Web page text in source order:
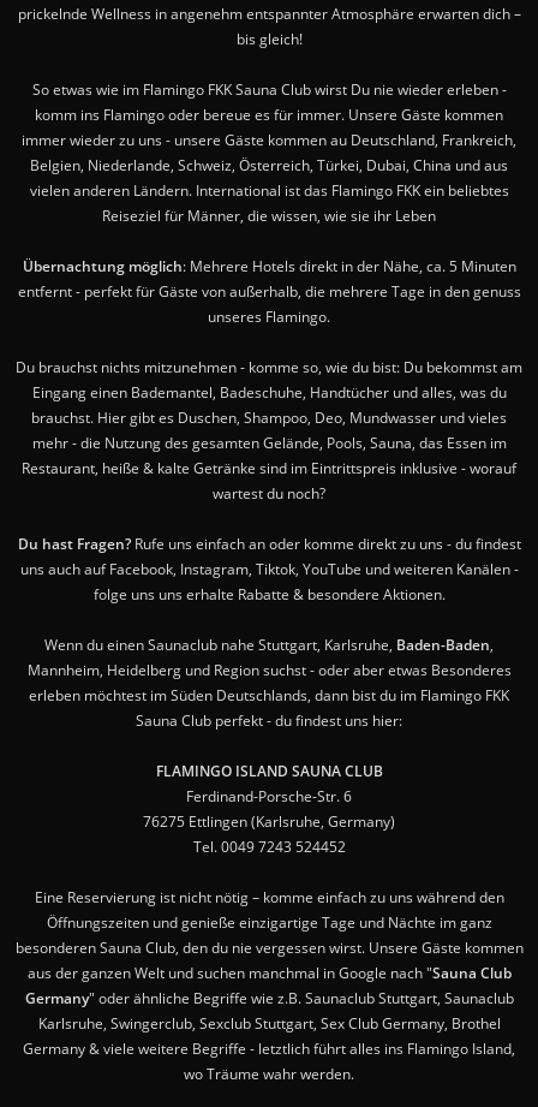
prickelnde Wellness in angenehm entspannter Atmosphäre erwarten dich –
bis gleich!
So etwas wie im Flamingo FKK Sauna Club wirst Du nie wieder erleben -
komm ins Flamingo oder bereue es für immer. Unsere Gäste kommen
immer wieder zu uns - unsere Gäste kommen au Deutschland, Frankreich,
Belgien, Niederlande, Schweiz, Österreich, Türkei, Dubai, China und aus
vielen anderen Ländern. International ist das Flamingo FKK ein beliebtes
Reiseziel für Männer, die wissen, wie sie ihr Leben
Übernachtung möglich: Mehrere Hotels direkt in der Nähe, ca. 5 Minuten
entfernt - perfekt für Gäste von außerhalb, die mehrere Tage in den genuss
unseres Flamingo.
Du brauchst nichts mitzunehmen - komme so, wie du bist: Du bekommst am
Eingang einen Bademantel, Badeschuhe, Handtücher und alles, was du
brauchst. Hier gibt es Duschen, Shampoo, Deo, Mundwasser und vieles
mehr - die Nutzung des gesamten Gelände, Pools, Sauna, das Essen im
Restaurant, heiße & kalte Getränke sind im Eintrittspreis inklusive - worauf
wartest du noch?
Du hast Fragen?Rufe uns einfach an oder komme direkt zu uns - du findest
uns auch auf Facebook, Instagram, Tiktok, YouTube und weiteren Kanälen -
folge uns uns erhalte Rabatte & besondere Aktionen.
Wenn du einen Saunaclub nahe Stuttgart, Karlsruhe, Baden-Baden,
Mannheim, Heidelberg und Region suchst - oder aber etwas Besonderes
erleben möchtest im Süden Deutschlands, dann bist du im Flamingo FKK
Sauna Club perfekt - du findest uns hier:
FLAMINGO ISLAND SAUNA CLUB
Ferdinand-Porsche-Str. 6
76275 Ettlingen (Karlsruhe, Germany)
Tel. 0049 7243 524452
Eine Reservierung ist nicht nötig – komme einfach zu uns während den
Öffnungszeiten und genieße einzigartige Tage und Nächte im ganz
besonderen Sauna Club, den du nie vergessen wirst. Unsere Gäste kommen
aus der ganzen Welt und suchen manchmal in Google nach "Sauna Club
Germany" oder ähnliche Begriffe wie z.B. Saunaclub Stuttgart, Saunaclub
Karlsruhe, Swingerclub, Sexclub Stuttgart, Sex Club Germany, Brothel
Germany & viele weitere Begriffe - letztlich führt alles ins Flamingo Island,
wo Träume wahr werden.